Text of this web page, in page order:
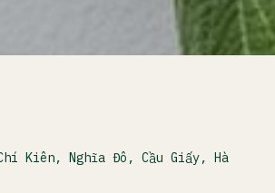
Kiên, Nghĩa Đô, Cầu Giấy, Hà